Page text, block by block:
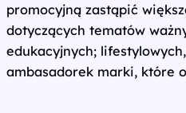
promocyjną zastąpić
dotyczących tematów
edukacyjnych;
ambasadorek marki, które